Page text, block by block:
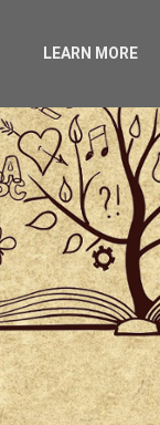
LEARN MORE